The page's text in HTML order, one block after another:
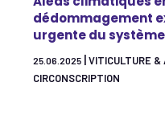
dédommagement
urgente du
25.06.2025 |VITICULTURE &
CIRCONSCRIPTION